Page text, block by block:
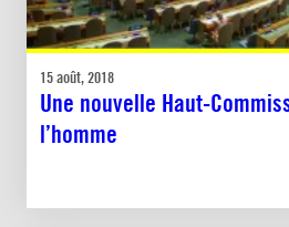
15 août, 2018
Une nouvelle Haut-
l’homme